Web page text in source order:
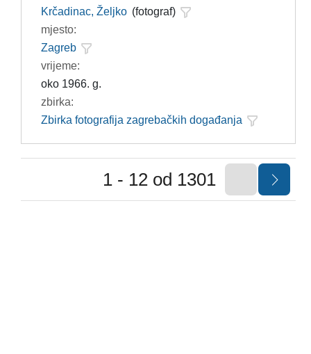
Krčadinac, Željko (fotograf)
mjesto:
Zagreb
vrijeme:
oko 1966. g.
zbirka:
Zbirka fotografija zagrebačkih događanja
1 - 12 od 1301